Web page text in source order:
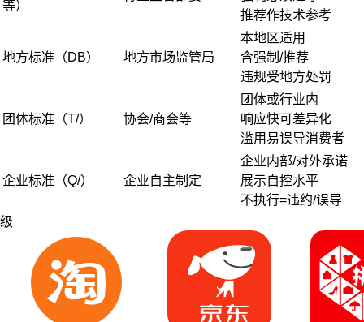
等）
推荐作技术参考
地方标准（DB） 地方市场监管局
本地区适用
含强制/推荐
违规受地方处罚
团体标准（T/） 协会/商会等
团体或行业内
响应快可差异化
滥用易误导消费者
企业标准（Q/） 企业自主制定
企业内部/对外承诺
展示自控水平
不执行=违约/误导
级